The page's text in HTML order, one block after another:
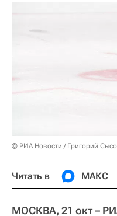
© РИА Новости / Григорий
Читать в МАКС
МОСКВА, 21 окт –